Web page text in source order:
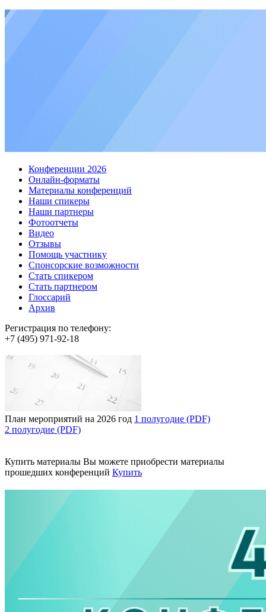
Конференции 2026
Онлайн-форматы
Материалы конференций
Наши спикеры
Наши партнеры
Фотоотчеты
Видео
Отзывы
Помощь участнику
Спонсорские возможности
Стать спикером
Стать партнером
Глоссарий
Архив
Регистрация по телефону:
+7 (495) 971-92-18
План мероприятий на 2026 год 1 полугодие (PDF)
2 полугодие (PDF)
Купить материалы Вы можете приобрести материалы
прошедших конференций Купить